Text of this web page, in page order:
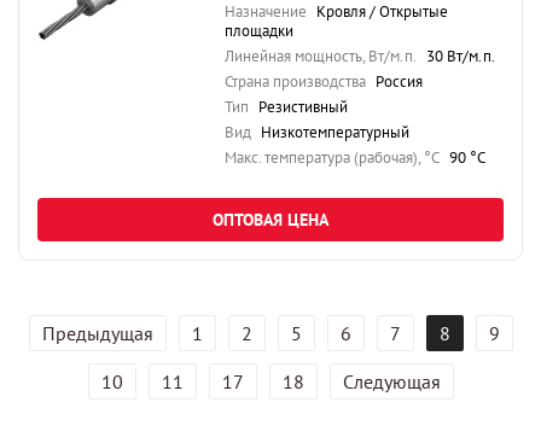
Назначение Кровля / Открытые
площадки
Линейная мощность, Вт/м.п. 30 Вт/м.п.
Страна производства Россия
Тип Резистивный
Вид Низкотемпературный
Maкс. температура (рабочая), °C 90 °C
ОПТОВАЯ ЦЕНА
Предыдущая 1 2 5 6 7 8
9
10
11 17 18 Следующая